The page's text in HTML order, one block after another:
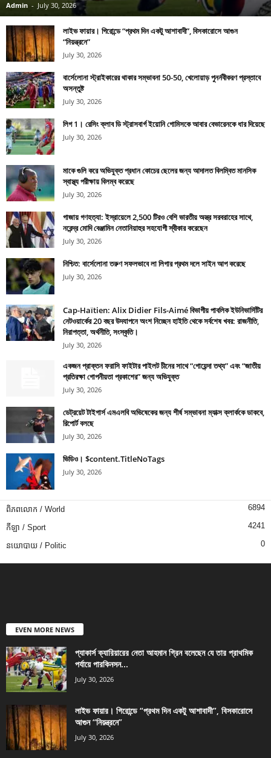
Admin - July 30, 2026
লাইভ ফায়ার। গিরোন্ডে “প্রথম দিন একটু আশাবাদী”, বিসকারোসে আগুন
“নিয়ন্ত্রনে”
July 30, 2026
বার্সেলোনা স্ট্রাইকারের থাকার সম্ভাবনা 50-50, খেলোয়াড় পুনর্নবীকরণ প্রস্তাবে
অসন্তুষ্ট
July 30, 2026
লিগ 1। রেসিং ক্লাব ডি স্ট্রাসবার্গ ইয়োনি গোমিসকে আবার বেভারেনকে ধার দিয়েছে
July 30, 2026
মাকে গুলি করে অভিযুক্ত প্রধান কোচের ছেলের জন্য আদালত বিলম্বিত মানসিক
স্বাস্থ্য পরীক্ষায় বিলম্ব করেছে
July 30, 2026
গাজায় গণহত্যা: ইস্রায়েলে 2,500 টিরও বেশি ভারতীয় অস্ত্র সরবরাহের সাথে,
নরেন্দ্র মোদি বেঞ্জামিন নেতানিয়াহুর সহযোগী স্বীকার করেছেন
July 30, 2026
নিশ্চিত: বার্সেলোনা তরুণ সফলভাবে লা লিগার প্রথম দলে সাইন আপ করেছে
July 30, 2026
Cap-Haïtien: Alix Didier Fils-Aimé বিভাগীয় পাবলিক ইউনিভার্সিটির
নেটওয়ার্কের 20 বছর উদযাপনে অংশ নিচ্ছেন হাইতি থেকে সর্বশেষ খবর: রাজনীতি,
নিরাপত্তা, অর্থনীতি, সংস্কৃতি।
July 30, 2026
একজন প্রাক্তন ফরাসি ফাইটার পাইলট চীনের সাথে “গোয়েন্দা তথ্য” এবং “জাতীয়
প্রতিরক্ষা গোপনীয়তা প্রকাশের” জন্য অভিযুক্ত
July 30, 2026
ডেট্রয়েট টাইগার্স এমএলবি অভিষেকের জন্য শীর্ষ সম্ভাবনা ম্যাক্স ক্লার্ককে ডাকবে,
রিপোর্ট বলছে
July 30, 2026
ভিডিও। $content.TitleNoTags
July 30, 2026
ពិភពលោក / World 6894
កីឡា / Sport 4241
នយោបាយ / Politic 0
EVEN MORE NEWS
প্যাকার্স ক্যারিয়ারের নেতা আহমান গ্রিন বলেছেন যে তার প্রাথমিক
পর্যায়ে পারকিনসন...
July 30, 2026
লাইভ ফায়ার। গিরোন্ডে “প্রথম দিন একটু আশাবাদী”, বিসকারোসে
আগুন “নিয়ন্ত্রনে”
July 30, 2026